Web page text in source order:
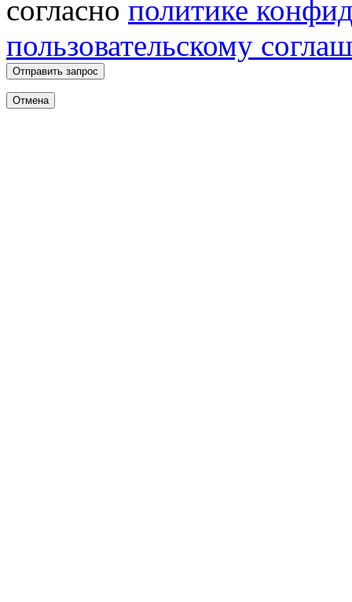
согласно политике
пользовательскому
Отправить запрос
Отмена